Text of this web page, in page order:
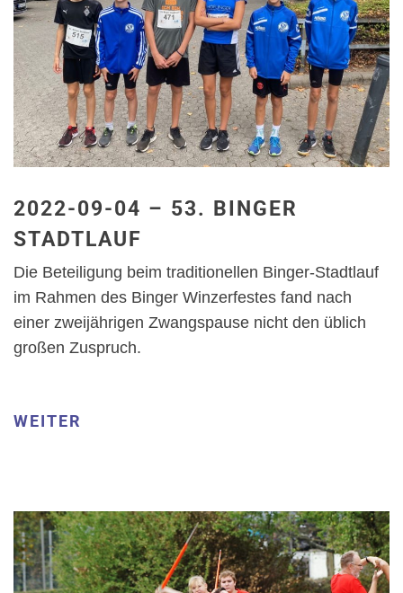
2022-09-04 – 53. BINGER
STADTLAUF
Die Beteiligung beim traditionellen Binger-Stadtlauf
im Rahmen des Binger Winzerfestes fand nach
einer zweijährigen Zwangspause nicht den üblich
großen Zuspruch.
WEITER